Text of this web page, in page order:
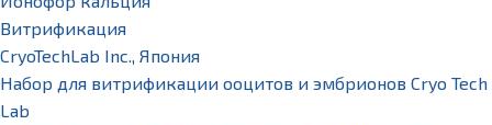
Витрификация
CryoTechLab Inc., Япония
Набор для витрификации ооцитов и эмбрионов Cryo Tech
Lab